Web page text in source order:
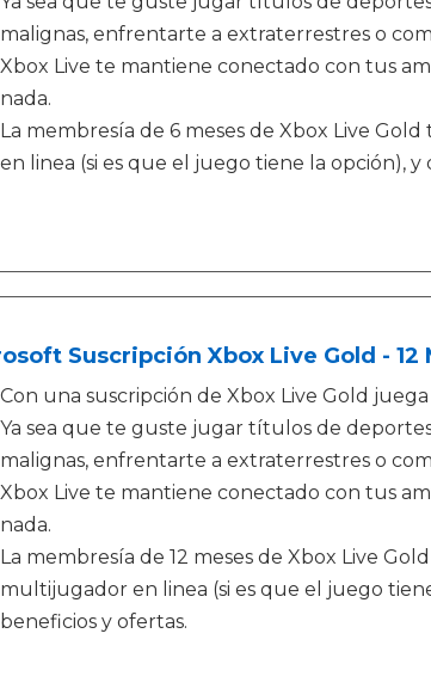
malignas, enfrentarte a extraterrestres o
Xbox Live te mantiene conectado con tus
nada.
La membresía de 6 meses de Xbox Live
en linea (si es que el juego tiene la opción),
Suscripción Xbox Live Gold -
Con una suscripción de Xbox Live Gold
Ya sea que te guste jugar títulos de
malignas, enfrentarte a extraterrestres o
Xbox Live te mantiene conectado con tus
nada.
La membresía de 12 meses de Xbox Live
multijugador en linea (si es que el juego
beneficios y ofertas.